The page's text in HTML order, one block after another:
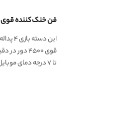
فن خنک کننده قوی
این دسته بازی ۴ پداله، که مدل جدیدتری از محصول
تا ۷ درجه دمای موبایل شما را کاهش دهد.